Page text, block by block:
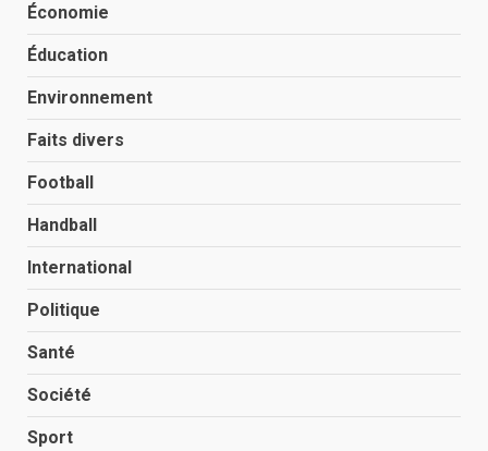
Économie
Éducation
Environnement
Faits divers
Football
Handball
International
Politique
Santé
Société
Sport